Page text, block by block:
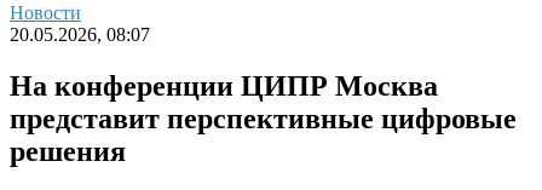
Новости
20.05.2026, 08:07
На конференции ЦИПР Москва
представит перспективные цифровые
решения